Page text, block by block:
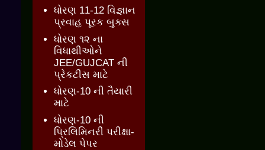
ધોરણ 11-12 વિજ્ઞાન
પ્રવાહ પૂરક બુક્સ
ધોરણ ૧૨ ના
વિધાથીઓને
JEE/GUJCAT ની
પ્રેકટીસ માટે
ધોરણ-10 ની તૈયારી
માટે
ધોરણ-10 ની
પ્રિલિમિનરી પરીક્ષા-
મોડેલ પેપર